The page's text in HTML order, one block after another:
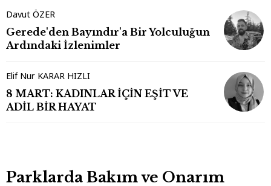
Davut ÖZER
Gerede'den Bayındır'a Bir Yolculuğun
Ardındaki İzlenimler
Elif Nur KARAR HIZLI
8 MART: KADINLAR İÇİN EŞİT VE
ADİL BİR HAYAT
Parklarda Bakım ve Onarım